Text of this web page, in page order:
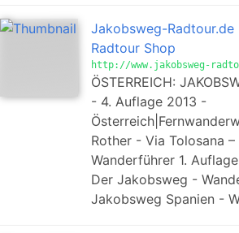
Jakobsweg-
Radtour Shop
http://www.jakobsweg-
ÖSTERREICH:
- 4. Auflage 2013 -
Rother - Via Tolosana
Wanderführer 1.
Der Jakobsweg -
Jakobsweg Spanien -